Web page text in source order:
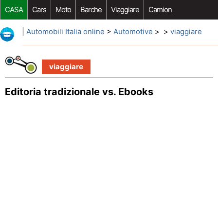
CASA Cars Moto Barche Viaggiare Camion
Riparazione Auto Acquisto Auto Car Opzioni Aftermarket
Automobili Italia online > Automotive > > viaggiare
viaggiare
Editoria tradizionale vs. Ebooks